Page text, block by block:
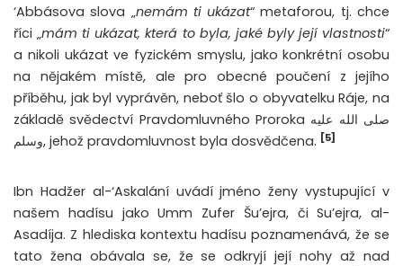
‘Abbásova slova „nemám ti ukázat“ metaforou, tj. chce
říci „mám ti ukázat, která to byla, jaké byly její vlastnosti“
a nikoli ukázat ve fyzickém smyslu, jako konkrétní osobu
na nějakém místě, ale pro obecné poučení z jejího
příběhu, jak byl vyprávěn, neboť šlo o obyvatelku Ráje, na
základě svědectví Pravdomluvného Proroka صلى الله عليه
وسلم, jehož pravdomluvnost byla dosvědčena. [5]
Ibn Hadžer al-‘Askalání uvádí jméno ženy vystupující v
našem hadísu jako Umm Zufer Šu’ejra, či Su’ejra, al-
Asadíja. Z hlediska kontextu hadísu poznamenává, že se
tato žena obávala se, že se odkryjí její nohy až nad